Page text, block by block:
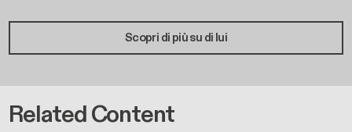
Scopri di più su di lui
Related Content